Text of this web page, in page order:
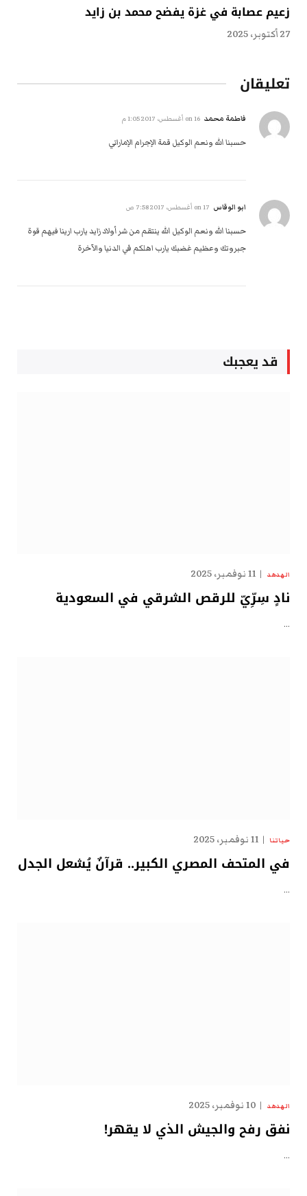
زعيم عصابة في غزة يفضح محمد بن زايد
27 أكتوبر، 2025
تعليقان
فاطمة محمد 16 أغسطس، 2017 1:05 م
حسبنا الله ونعم الوكيل قمة الإجرام الإماراتي
ابو الوقاس 17 أغسطس، 2017 7:58 ص
حسبنا الله ونعم الوكيل الله ينتقم من شر أولاد زايد يارب ارينا فيهم قوة
جبروتك وعظيم غضبك يارب اهلكم في الدنيا والآخرة
قد يعجبك
الهدهد 11 نوفمبر، 2025
نادٍ سِرِّيّ للرقص الشرقي في السعودية
…
حياتنا 11 نوفمبر، 2025
في المتحف المصري الكبير.. قرآنٌ يُشعل الجدل
…
الهدهد 10 نوفمبر، 2025
نفق رفح والجيش الذي لا يقهر!
…